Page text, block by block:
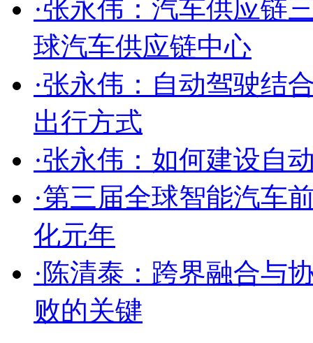
·张永伟：汽车供应链
球汽车供应链中心
·张永伟：自动驾驶结
出行方式
·张永伟：如何建设自
·第三届全球智能汽车
化元年
·陈清泰：跨界融合与
败的关键